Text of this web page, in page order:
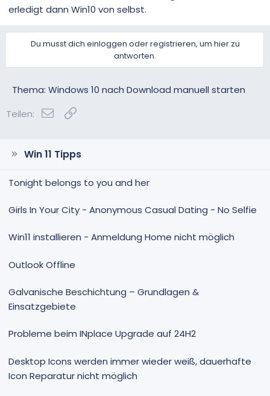
erledigt dann Win10 von selbst.
Du musst dich einloggen oder registrieren, um hier zu
antworten.
Thema: Windows 10 nach Download manuell starten
Teilen:
E-Mail
Win 11 Tipps
Tonight belongs to you and her
Girls In Your City - Anonymous Casual Dating - No Selfie
Win11 installieren - Anmeldung Home nicht möglich
Outlook Offline
Galvanische Beschichtung – Grundlagen &
Einsatzgebiete
Probleme beim INplace Upgrade auf 24H2
Desktop Icons werden immer wieder weiß, dauerhafte
Icon Reparatur nicht möglich